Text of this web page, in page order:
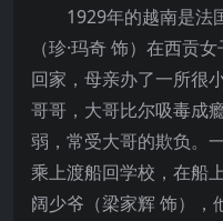
1929年的越南是法
（珍·玛奇 饰）在西贡
回家，母亲办了一所很
哥哥，大哥比尔吸毒成
弱，常受大哥的欺负。
乘上渡船回学校，在船
阔少爷（梁家辉 饰），